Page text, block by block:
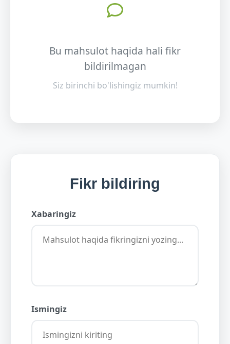
Bu mahsulot haqida hali fikr
bildirilmagan
Siz birinchi bo'lishingiz mumkin!
Fikr bildiring
Xabaringiz
Ismingiz